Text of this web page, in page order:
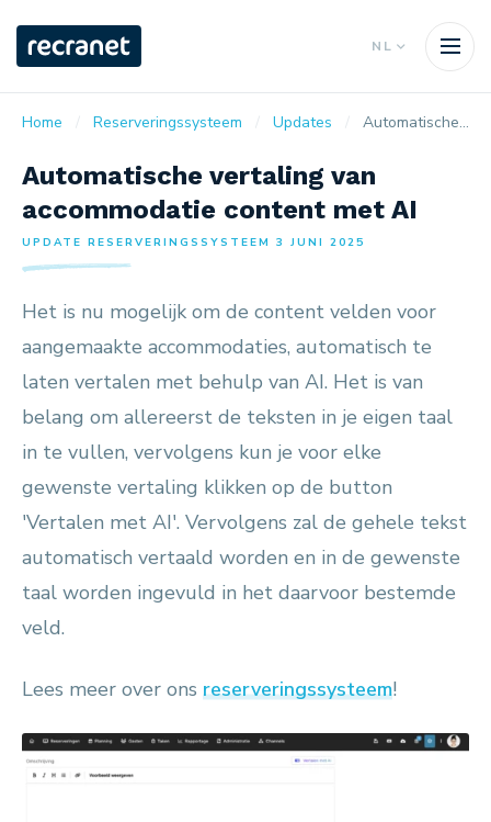
NL
Home Reserveringssysteem Updates Automatische vertaling van accommodatie content met AI
Automatische vertaling van
accommodatie content met AI
UPDATE RESERVERINGSSYSTEEM 3 JUNI 2025
Het is nu mogelijk om de content velden voor
aangemaakte accommodaties, automatisch te
laten vertalen met behulp van AI. Het is van
belang om allereerst de teksten in je eigen taal
in te vullen, vervolgens kun je voor elke
gewenste vertaling klikken op de button
'Vertalen met AI'. Vervolgens zal de gehele tekst
automatisch vertaald worden en in de gewenste
taal worden ingevuld in het daarvoor bestemde
veld.
Lees meer over ons reserveringssysteem!